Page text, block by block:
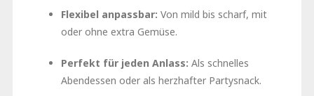
Flexibel anpassbar: Von mild bis scharf, mit
oder ohne extra Gemüse.
Perfekt für jeden Anlass: Als schnelles
Abendessen oder als herzhafter Partysnack.